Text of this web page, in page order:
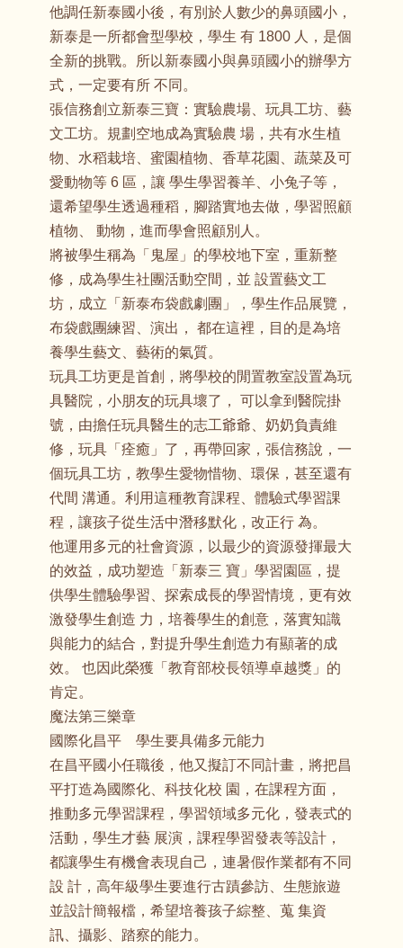
他調任新泰國小後，有別於人數少的鼻頭國小，
新泰是一所都會型學校，學生 有 1800 人，是個
全新的挑戰。所以新泰國小與鼻頭國小的辦學方
式，一定要有所 不同。
張信務創立新泰三寶：實驗農場、玩具工坊、藝
文工坊。規劃空地成為實驗農 場，共有水生植
物、水稻栽培、蜜園植物、香草花園、蔬菜及可
愛動物等 6 區，讓 學生學習養羊、小兔子等，
還希望學生透過種稻，腳踏實地去做，學習照顧
植物、 動物，進而學會照顧別人。
將被學生稱為「鬼屋」的學校地下室，重新整
修，成為學生社團活動空間，並 設置藝文工
坊，成立「新泰布袋戲劇團」，學生作品展覽，
布袋戲團練習、演出， 都在這裡，目的是為培
養學生藝文、藝術的氣質。
玩具工坊更是首創，將學校的閒置教室設置為玩
具醫院，小朋友的玩具壞了， 可以拿到醫院掛
號，由擔任玩具醫生的志工爺爺、奶奶負責維
修，玩具「痊癒」了，再帶回家，張信務說，一
個玩具工坊，教學生愛物惜物、環保，甚至還有
代間 溝通。利用這種教育課程、體驗式學習課
程，讓孩子從生活中潛移默化，改正行 為。
他運用多元的社會資源，以最少的資源發揮最大
的效益，成功塑造「新泰三 寶」學習園區，提
供學生體驗學習、探索成長的學習情境，更有效
激發學生創造 力，培養學生的創意，落實知識
與能力的結合，對提升學生創造力有顯著的成
效。 也因此榮獲「教育部校長領導卓越獎」的
肯定。
魔法第三樂章
國際化昌平 學生要具備多元能力
在昌平國小任職後，他又擬訂不同計畫，將把昌
平打造為國際化、科技化校 園，在課程方面，
推動多元學習課程，學習領域多元化，發表式的
活動，學生才藝 展演，課程學習發表等設計，
都讓學生有機會表現自己，連暑假作業都有不同
設 計，高年級學生要進行古蹟參訪、生態旅遊
並設計簡報檔，希望培養孩子綜整、蒐 集資
訊、攝影、踏察的能力。